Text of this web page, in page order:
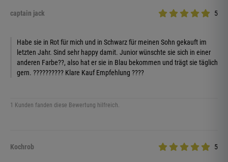
captain jack 5
Habe sie in Rot für mich und in Schwarz für meinen Sohn gekauft im
letzten Jahr. Sind sehr happy damit. Junior wünschte sie sich in einer
anderen Farbe??, also hat er sie in Blau bekommen und trägt sie täglich
gern. ?????????? Klare Kauf Empfehlung ????
1 Kunden fanden diese Bewertung hilfreich.
Kochrob 5